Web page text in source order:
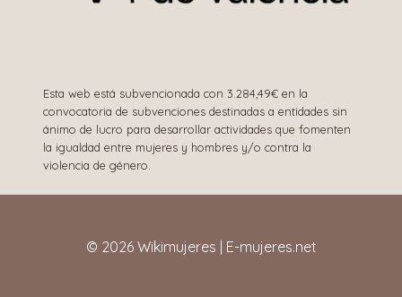
Esta web está subvencionada con 3.284,49€ en la
convocatoria de subvenciones destinadas a entidades sin
ánimo de lucro para desarrollar actividades que fomenten
la igualdad entre mujeres y hombres y/o contra la
violencia de género.
© 2026 Wikimujeres | E-mujeres.net